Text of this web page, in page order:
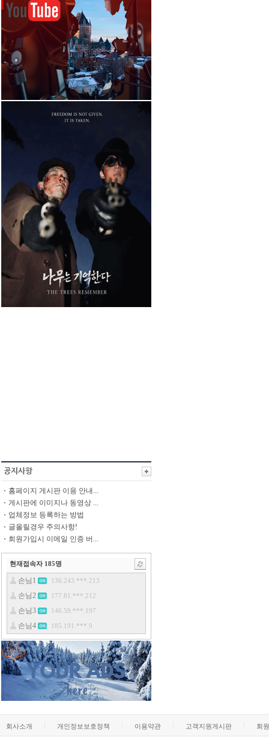
홈페이지 게시판 이용 안내...
게시판에 이미지나 동영상 ...
업체정보 등록하는 방법
글올릴경우 주의사항!
회원가입시 이메일 인증 버...
현재접속자 185명
회사소개 개인정보보호정책 이용약관 고객지원게시판 회